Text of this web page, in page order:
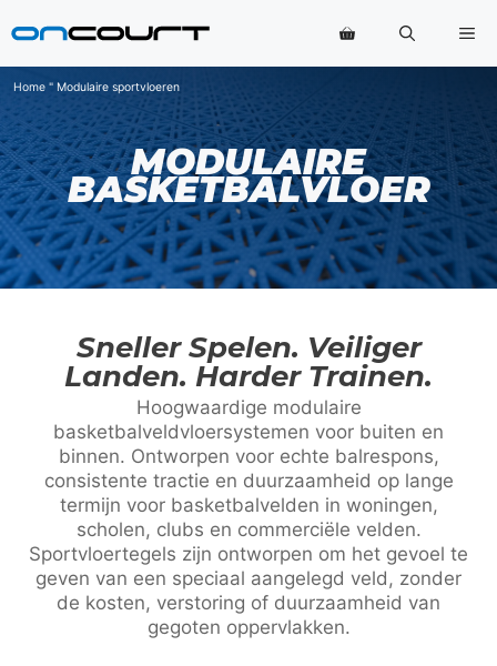
naar
inhoud
Home " Modulaire sportvloeren
MODULAIRE
BASKETBALVLOER
Sneller Spelen. Veiliger
Landen. Harder Trainen.
Hoogwaardige modulaire
basketbalveldvloersystemen voor buiten en
binnen. Ontworpen voor echte balrespons,
consistente tractie en duurzaamheid op lange
termijn voor basketbalvelden in woningen,
scholen, clubs en commerciële velden.
Sportvloertegels zijn ontworpen om het gevoel te
geven van een speciaal aangelegd veld, zonder
de kosten, verstoring of duurzaamheid van
gegoten oppervlakken.